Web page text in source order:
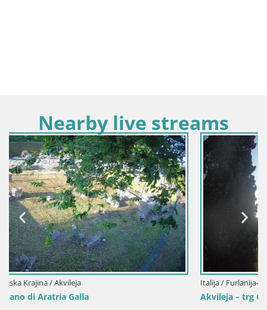
Nearby live streams
Italija / Furlanija-Julijska Krajina / Akvileja
Akvileja – trg Capitolo